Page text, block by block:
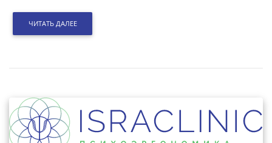
ЧИТАТЬ ДАЛЕЕ